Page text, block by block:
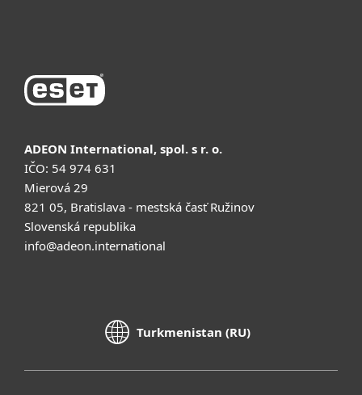
ADEON International, spol. s r. o.
IČO: 54 974 631
Mierová 29
821 05, Bratislava - mestská časť Ružinov
Slovenská republika
info@adeon.international
Turkmenistan (RU)